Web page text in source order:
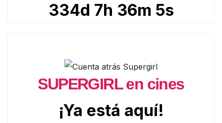
334d 7h 36m 4s
SUPERGIRL en cines
¡Ya está aquí!